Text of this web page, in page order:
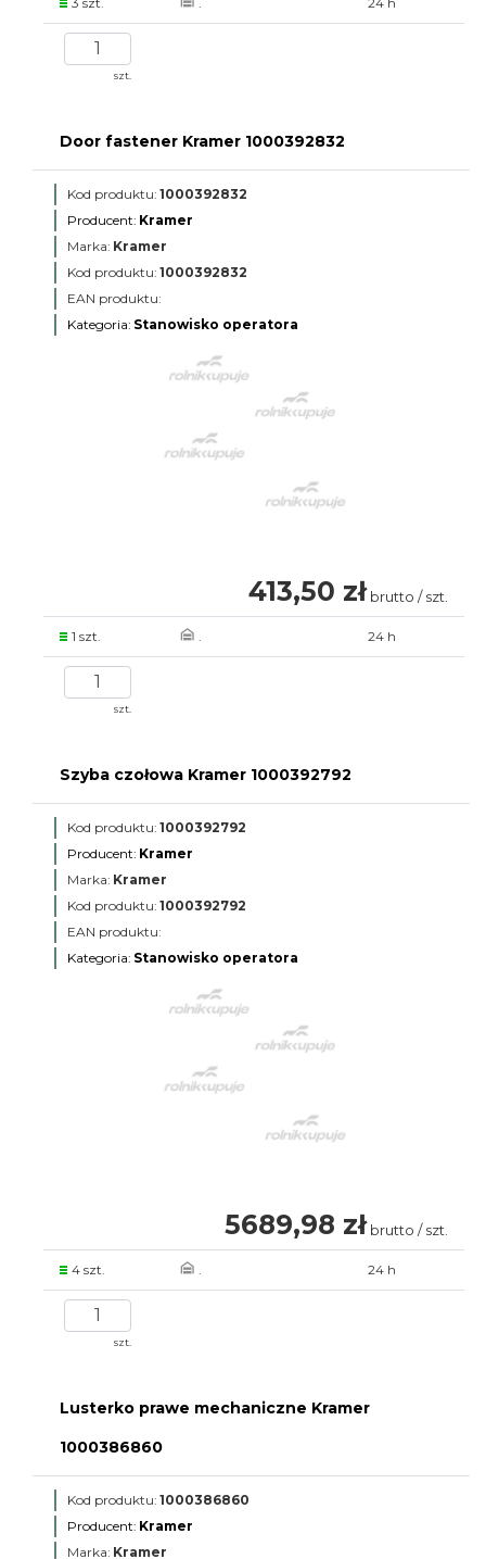
szt.
Door fastener Kramer 1000392832
Kod produktu: 1000392832
Producent: Kramer
Marka: Kramer
Kod produktu: 1000392832
EAN produktu:
Kategoria: Stanowisko operatora
413,50 zł brutto / szt.
1 szt. . 24 h
szt.
Szyba czołowa Kramer 1000392792
Kod produktu: 1000392792
Producent: Kramer
Marka: Kramer
Kod produktu: 1000392792
EAN produktu:
Kategoria: Stanowisko operatora
5689,98 zł brutto / szt.
4 szt. . 24 h
szt.
Lusterko prawe mechaniczne Kramer
1000386860
Kod produktu: 1000386860
Producent: Kramer
Marka: Kramer